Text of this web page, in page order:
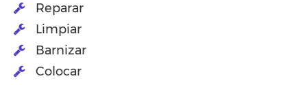
Reparar
Limpiar
Barnizar
Colocar